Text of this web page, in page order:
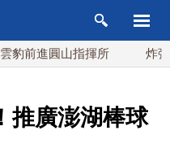
圓山指揮所 炸彈無人
推廣澎湖棒球